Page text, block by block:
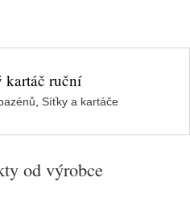
kartáč ruční
Síťky a kartáče
od výrobce